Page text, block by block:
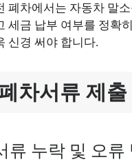
폐차에서는 자동차 말
세금 납부 여부를 정확
신경 써야 합니다.
차서류 제
류 누락 및 오류